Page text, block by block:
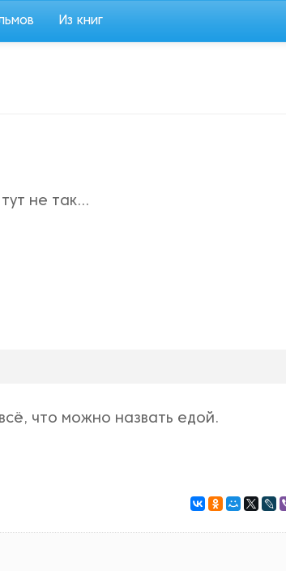
Из книг
не так...
что можно назвать едой.